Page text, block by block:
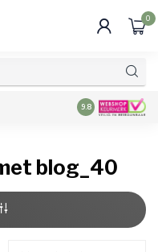
0
Voor 16:00
9.8
blog_40